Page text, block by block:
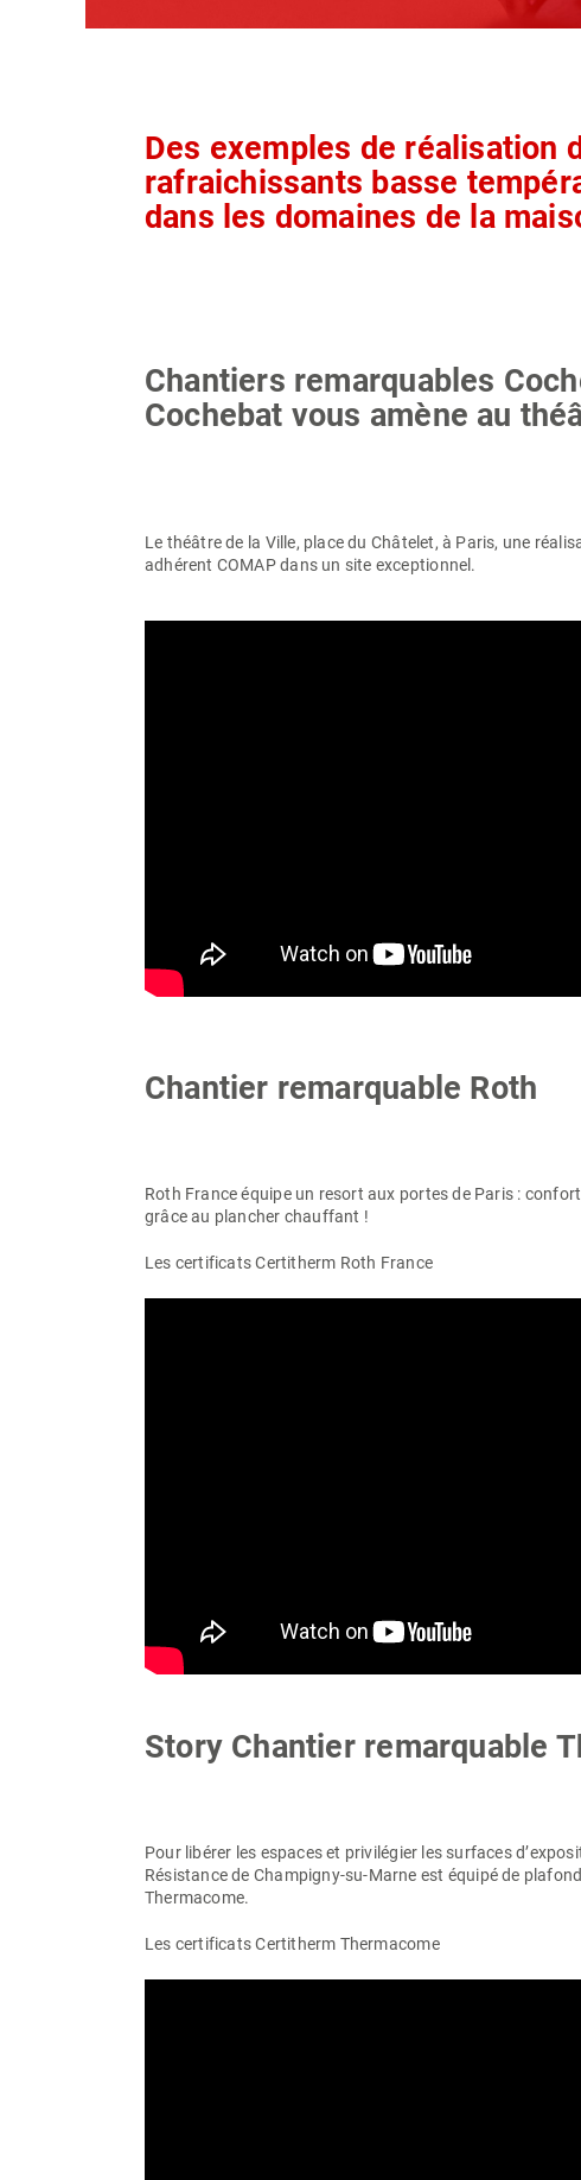
Des exemples de réalisation
rafraichissants basse
dans les domaines de la
Chantiers remarquables
Cochebat vous amène au
Le théâtre de la Ville, place du Châtelet, à Paris, une
adhérent COMAP dans un site exceptionnel.
Chantier remarquable Roth
Roth France équipe un resort aux portes de Paris :
grâce au plancher chauffant !
Les certificats Certitherm Roth France
Story Chantier remarquable
Pour libérer les espaces et privilégier les surfaces
Résistance de Champigny-su-Marne est équipé de
Thermacome.
Les certificats Certitherm Thermacome